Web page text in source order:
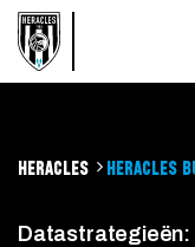
HERACLES HERACLES
Datastrategieën: